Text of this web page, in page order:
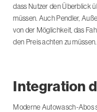
dass Nutzer den Überblick
müssen. Auch Pendler,
von der Möglichkeit, das
den Preis achten zu müssen.
Integration
Moderne Autowasch-Abos